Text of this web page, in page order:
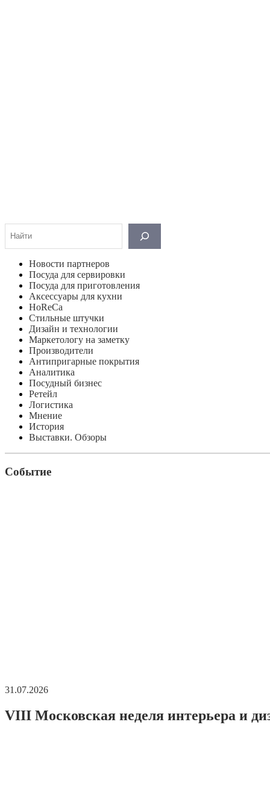
Новости партнеров
Посуда для сервировки
Посуда для приготовления
Аксессуары для кухни
HoReCa
Стильные штучки
Дизайн и технологии
Маркетологу на заметку
Производители
Антипригарные покрытия
Аналитика
Посудный бизнес
Ретейл
Логистика
Мнение
История
Выставки. Обзоры
Событие
31.07.2026
VIII Московская неделя интерьера и